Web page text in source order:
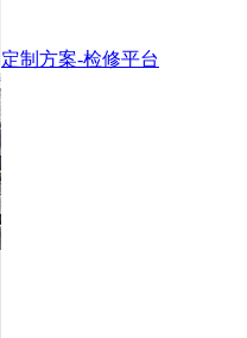
定制方案-检修平台